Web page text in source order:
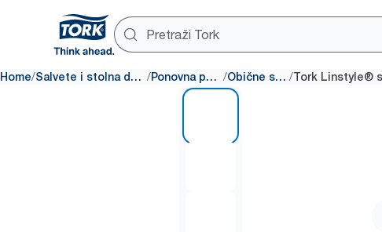
Home/ Salvete i stolna dekoracija / Ponovna punjenja / Obične salvete /